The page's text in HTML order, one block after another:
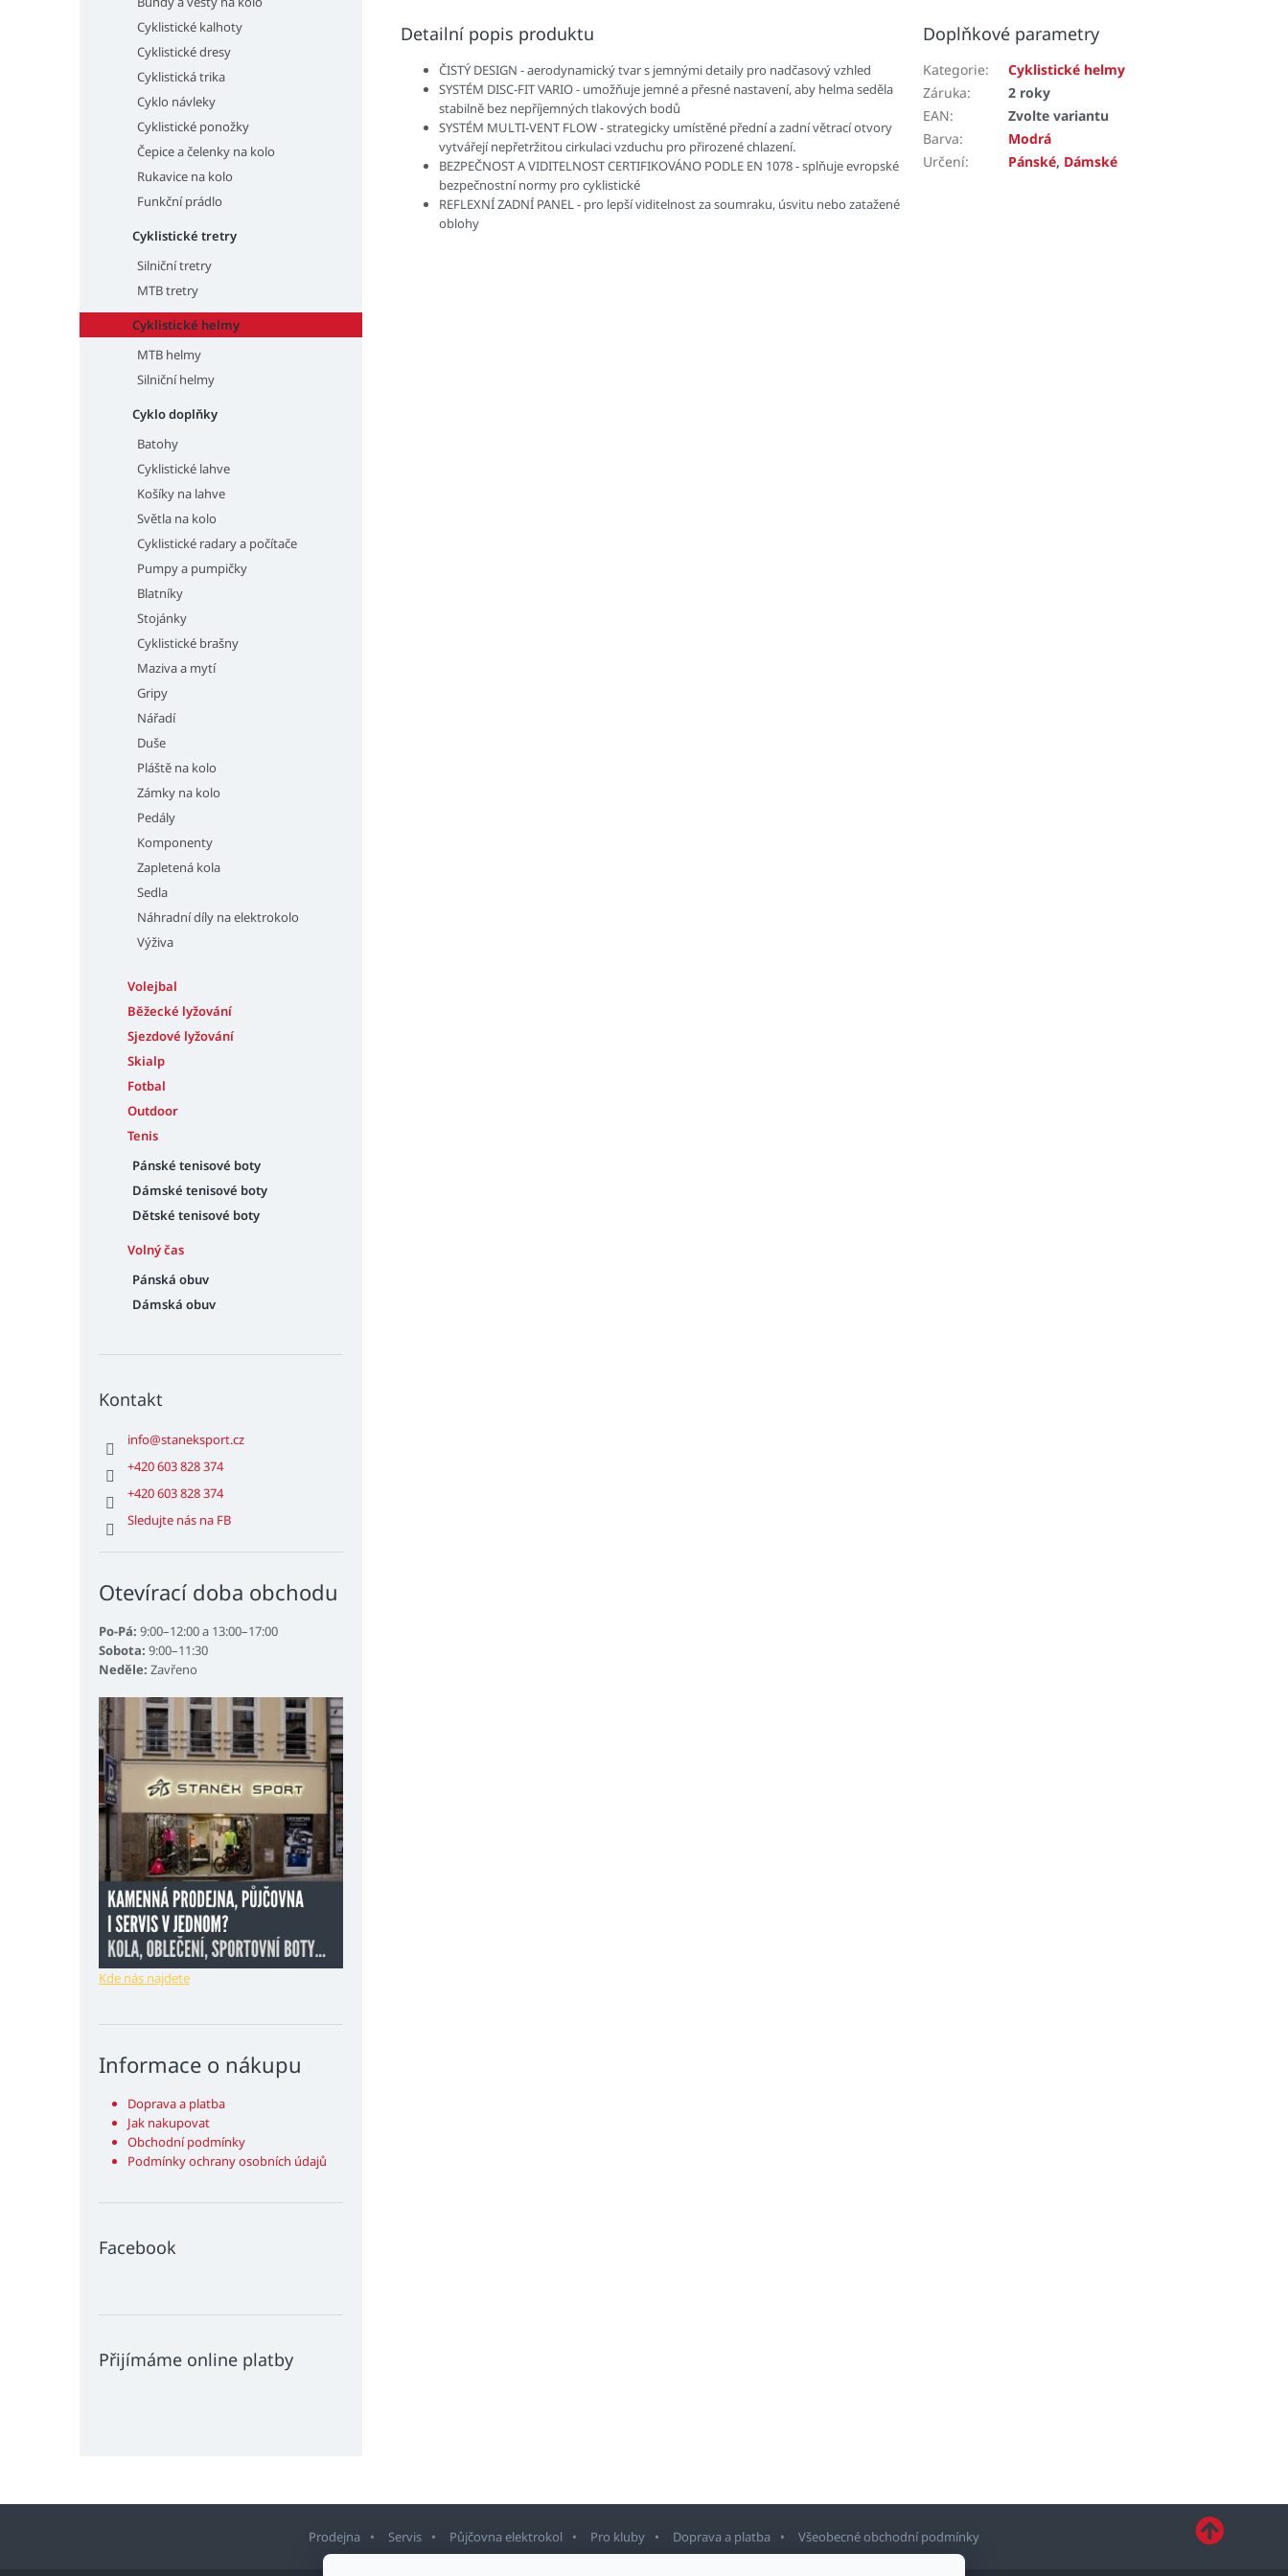
Cyklistické kalhoty
Cyklistické dresy
Cyklistická trika
Cyklo návleky
Cyklistické ponožky
Čepice a čelenky na kolo
Rukavice na kolo
Funkční prádlo
Cyklistické tretry
Silniční tretry
MTB tretry
Cyklistické helmy
MTB helmy
Silniční helmy
Cyklo doplňky
Batohy
Cyklistické lahve
Košíky na lahve
Světla na kolo
Cyklistické radary a počítače
Pumpy a pumpičky
Blatníky
Stojánky
Cyklistické brašny
Maziva a mytí
Gripy
Nářadí
Duše
Pláště na kolo
Zámky na kolo
Pedály
Komponenty
Zapletená kola
Sedla
Náhradní díly na elektrokolo
Výživa
Volejbal
Běžecké lyžování
Sjezdové lyžování
Skialp
Fotbal
Outdoor
Tenis
Pánské tenisové boty
Dámské tenisové boty
Dětské tenisové boty
Volný čas
Pánská obuv
Dámská obuv
Kontakt
info@staneksport.cz
+420 603 828 374
+420 603 828 374
Sledujte nás na FB
Otevírací doba obchodu
Po-Pá: 9:00–12:00 a 13:00–17:00
Sobota: 9:00–11:30
Neděle: Zavřeno
Kde nás najdete
Informace o nákupu
Doprava a platba
Jak nakupovat
Obchodní podmínky
Podmínky ochrany osobních údajů
Facebook
Přijímáme online platby
Detailní popis produktu
ČISTÝ DESIGN - aerodynamický tvar s jemnými detaily pro nadčasový vzhled
SYSTÉM DISC-FIT VARIO - umožňuje jemné a přesné nastavení, aby helma seděla
stabilně bez nepříjemných tlakových bodů
SYSTÉM MULTI-VENT FLOW - strategicky umístěné přední a zadní větrací otvory
vytvářejí nepřetržitou cirkulaci vzduchu pro přirozené chlazení.
BEZPEČNOST A VIDITELNOST CERTIFIKOVÁNO PODLE EN 1078 - splňuje evropské
bezpečnostní normy pro cyklistické
REFLEXNÍ ZADNÍ PANEL - pro lepší viditelnost za soumraku, úsvitu nebo zatažené
oblohy
Doplňkové parametry
Kategorie:
Cyklistické helmy
Záruka:
2 roky
EAN:
Zvolte variantu
Barva:
Modrá
Určení: Pánské, Dámské
Prodejna Servis Půjčovna elektrokol Pro kluby Doprava a platba Všeobecné obchodní podmínky